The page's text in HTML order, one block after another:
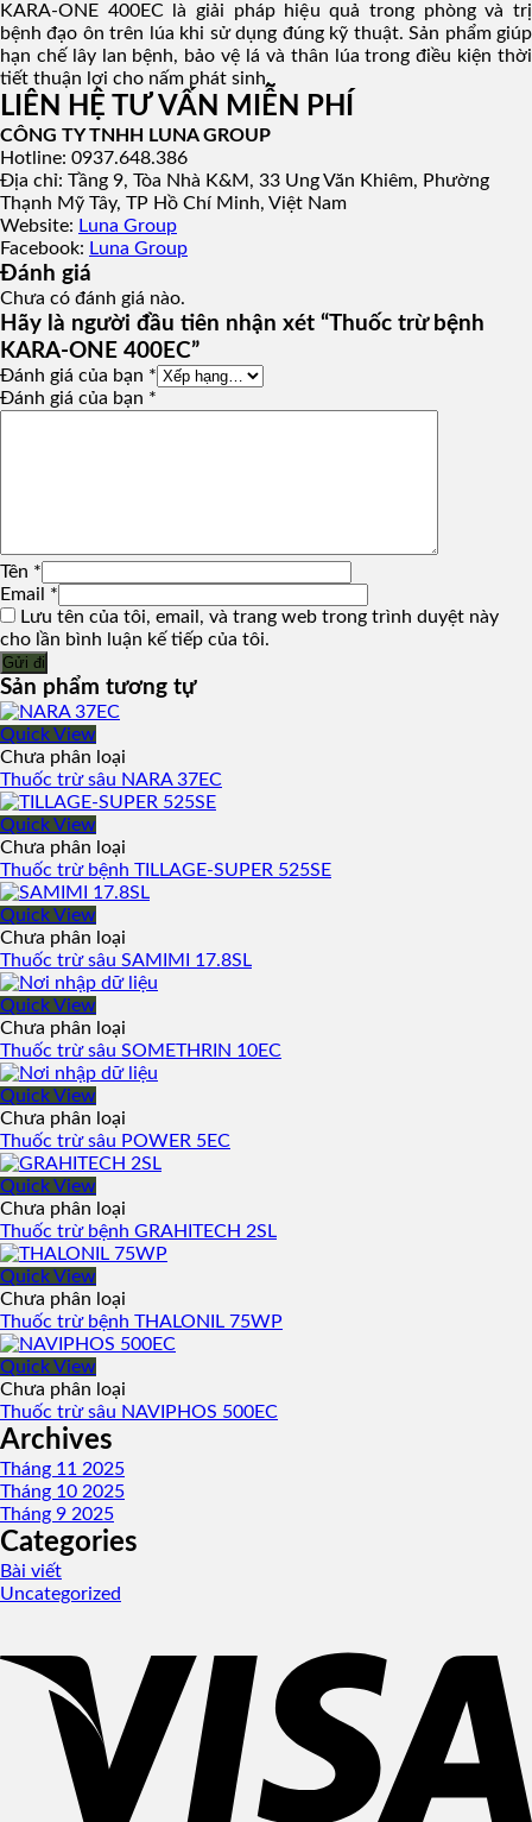
KARA-ONE 400EC là giải pháp hiệu quả trong phòng và trị
bệnh đạo ôn trên lúa khi sử dụng đúng kỹ thuật. Sản phẩm giúp
hạn chế lây lan bệnh, bảo vệ lá và thân lúa trong điều kiện thời
tiết thuận lợi cho nấm phát sinh.
LIÊN HỆ TƯ VẤN MIỄN PHÍ
CÔNG TY TNHH LUNA GROUP
Hotline: 0937.648.386
Địa chỉ: Tầng 9, Tòa Nhà K&M, 33 Ung Văn Khiêm, Phường
Thạnh Mỹ Tây, TP Hồ Chí Minh, Việt Nam
Website: Luna Group
Facebook: Luna Group
Đánh giá
Chưa có đánh giá nào.
Hãy là người đầu tiên nhận xét “Thuốc trừ bệnh
KARA-ONE 400EC”
Đánh giá của bạn *
Đánh giá của bạn *
Tên *
Email *
Lưu tên của tôi, email, và trang web trong trình duyệt này
cho lần bình luận kế tiếp của tôi.
Sản phẩm tương tự
Quick View
Chưa phân loại
Thuốc trừ sâu NARA 37EC
Quick View
Chưa phân loại
Thuốc trừ bệnh TILLAGE-SUPER 525SE
Quick View
Chưa phân loại
Thuốc trừ sâu SAMIMI 17.8SL
Quick View
Chưa phân loại
Thuốc trừ sâu SOMETHRIN 10EC
Quick View
Chưa phân loại
Thuốc trừ sâu POWER 5EC
Quick View
Chưa phân loại
Thuốc trừ bệnh GRAHITECH 2SL
Quick View
Chưa phân loại
Thuốc trừ bệnh THALONIL 75WP
Quick View
Chưa phân loại
Thuốc trừ sâu NAVIPHOS 500EC
Archives
Tháng 11 2025
Tháng 10 2025
Tháng 9 2025
Categories
Bài viết
Uncategorized